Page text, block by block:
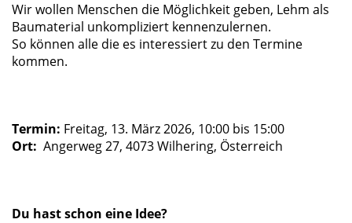
Wir wollen Menschen die Möglichkeit geben, Lehm als
Baumaterial unkompliziert kennenzulernen.
So können alle die es interessiert zu den Termine
kommen.
Termin: Freitag, 13. März 2026, 10:00 bis 15:00
Ort: Angerweg 27, 4073 Wilhering, Österreich
Du hast schon eine Idee?